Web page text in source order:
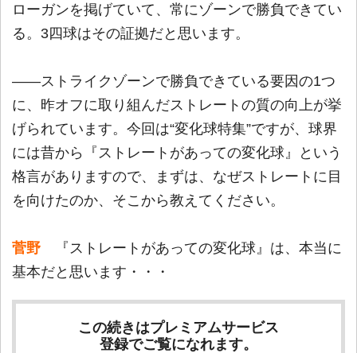
ローガンを掲げていて、常にゾーンで勝負できてい
る。3四球はその証拠だと思います。
――ストライクゾーンで勝負できている要因の1つ
に、昨オフに取り組んだストレートの質の向上が挙
げられています。今回は“変化球特集”ですが、球界
には昔から『ストレートがあっての変化球』という
格言がありますので、まずは、なぜストレートに目
を向けたのか、そこから教えてください。
菅野
『ストレートがあっての変化球』は、本当に
基本だと思います・・・
この続きはプレミアムサービス
登録でご覧になれます。